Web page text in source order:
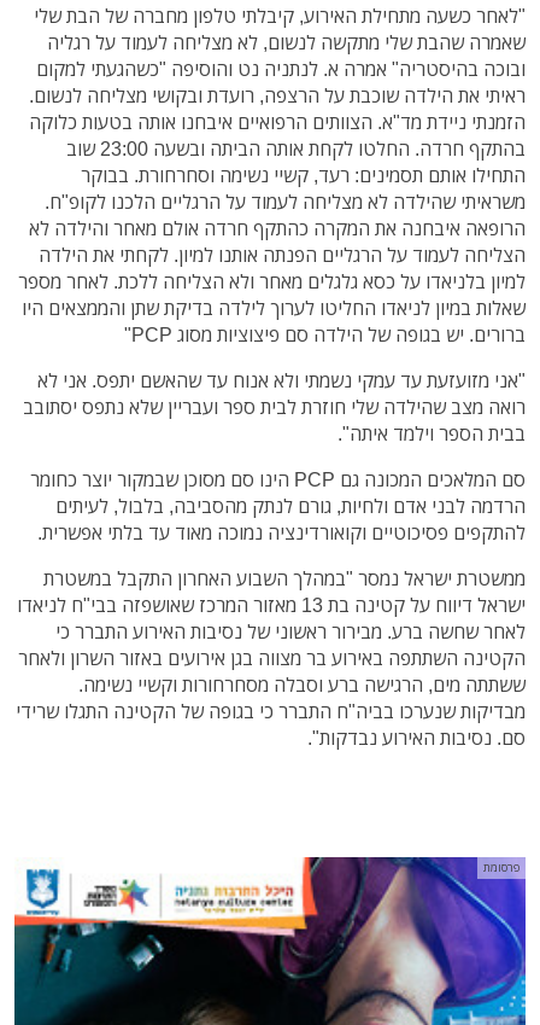
"לאחר כשעה מתחילת האירוע, קיבלתי טלפון מחברה של הבת שלי
שאמרה שהבת שלי מתקשה לנשום, לא מצליחה לעמוד על רגליה
ובוכה בהיסטריה" אמרה א. לנתניה נט והוסיפה "כשהגעתי למקום
ראיתי את הילדה שוכבת על הרצפה, רועדת ובקושי מצליחה לנשום.
הזמנתי ניידת מד"א. הצוותים הרפואיים איבחנו אותה בטעות כלוקה
בהתקף חרדה. החלטו לקחת אותה הביתה ובשעה 23:00 שוב
התחילו אותם תסמינים: רעד, קשיי נשימה וסחרחורת. בבוקר
משראיתי שהילדה לא מצליחה לעמוד על הרגליים הלכנו לקופ"ח.
הרופאה איבחנה את המקרה כהתקף חרדה אולם מאחר והילדה לא
הצליחה לעמוד על הרגליים הפנתה אותנו למיון. לקחתי את הילדה
למיון בלניאדו על כסא גלגלים מאחר ולא הצליחה ללכת. לאחר מספר
שאלות במיון לניאדו החליטו לערוך לילדה בדיקת שתן והממצאים היו
ברורים. יש בגופה של הילדה סם פיצוציות מסוג PCP"
"אני מזועזעת עד עמקי נשמתי ולא אנוח עד שהאשם יתפס. אני לא
רואה מצב שהילדה שלי חוזרת לבית ספר ועבריין שלא נתפס יסתובב
בבית הספר וילמד איתה".
סם המלאכים המכונה גם PCP הינו סם מסוכן שבמקור יוצר כחומר
הרדמה לבני אדם ולחיות, גורם לנתק מהסביבה, בלבול, לעיתים
להתקפים פסיכוטיים וקואורדינציה נמוכה מאוד עד בלתי אפשרית.
ממשטרת ישראל נמסר "במהלך השבוע האחרון התקבל במשטרת
ישראל דיווח על קטינה בת 13 מאזור המרכז שאושפזה בבי"ח לניאדו
לאחר שחשה ברע. מבירור ראשוני של נסיבות האירוע התברר כי
הקטינה השתתפה באירוע בר מצווה בגן אירועים באזור השרון ולאחר
ששתתה מים, הרגישה ברע וסבלה מסחרחורות וקשיי נשימה.
מבדיקות שנערכו בביה"ח התברר כי בגופה של הקטינה התגלו שרידי
סם. נסיבות האירוע נבדקות".
פרסומת